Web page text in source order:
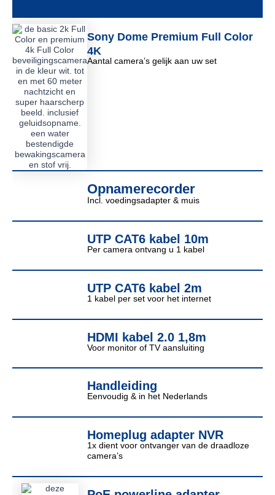
Sony Dome Premium Full Color
4K
Aantal camera’s gelijk aan uw set
Opnamerecorder
Incl. voedingsadapter & muis
UTP CAT6 kabel 10m
Per camera ontvang u 1 kabel
UTP CAT6 kabel 2m
1 kabel per set voor het internet
HDMI kabel 2.0 1,8m
Voor monitor of TV aansluiting
Handleiding
Eenvoudig & in het Nederlands
Homeplug adapter NVR
1x dient voor ontvanger van de draadloze
camera’s